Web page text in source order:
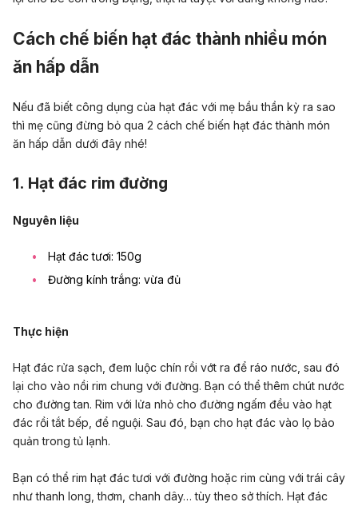
Cách chế biến hạt đác thành nhiều món
ăn hấp dẫn
Nếu đã biết công dụng của hạt đác với mẹ bầu thần kỳ ra sao
thì mẹ cũng đừng bỏ qua 2 cách chế biến hạt đác thành món
ăn hấp dẫn dưới đây nhé!
1. Hạt đác rim đường
Nguyên liệu
Hạt đác tươi: 150g
Đường kính trắng: vừa đủ
Thực hiện
Hạt đác rửa sạch, đem luộc chín rồi vớt ra để ráo nước, sau đó
lại cho vào nồi rim chung với đường. Bạn có thể thêm chút nước
cho đường tan. Rim với lửa nhỏ cho đường ngấm đều vào hạt
đác rồi tắt bếp, để nguội. Sau đó, bạn cho hạt đác vào lọ bảo
quản trong tủ lạnh.
Bạn có thể rim hạt đác tươi với đường hoặc rim cùng với trái cây
như thanh long, thơm, chanh dây… tùy theo sở thích. Hạt đác